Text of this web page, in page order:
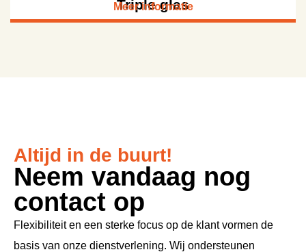
Triple glas
Meer informatie
Altijd in de buurt!
Neem vandaag nog
contact op
Flexibiliteit en een sterke focus op de klant vormen de
basis van onze dienstverlening. Wij ondersteunen